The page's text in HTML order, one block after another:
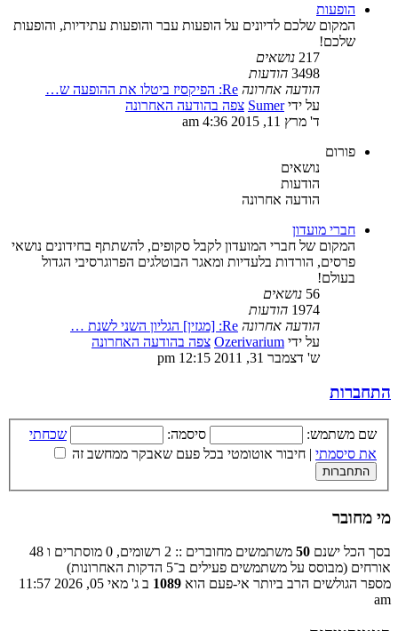
הופעות
המקום שלכם לדיונים על הופעות עבר והופעות עתידיות, והופעות
שלכם!
217 נושאים
3498 הודעות
הודעה אחרונה Re: הפיקסיז ביטלו את ההופעה ש…
על ידיSumer צפה בהודעה האחרונה
ד' מרץ 11, 2015 4:36 am
פורום
נושאים
הודעות
הודעה אחרונה
חברי מועדון
המקום של חברי המועדון לקבל סקופים, להשתתף בחידונים נושאי
פרסים, הורדות בלעדיות ומאגר הבוטלגים הפרוגרסיבי הגדול
בעולם!
56 נושאים
1974 הודעות
הודעה אחרונה Re: [מגזין] הגליון השני לשנת …
על ידי Ozerivarium צפה בהודעה האחרונה
ש' דצמבר 31, 2011 12:15 pm
התחברות
שם משתמש: סיסמה:
שכחתי
את סיסמתי | חיבור אוטומטי בכל פעם שאבקר ממחשב זה
מי מחובר
בסך הכל ישנם 50
משתמשים מחוברים :: 2 רשומים, 0 מוסתרים ו 48
אורחים (מבוסס על משתמשים פעילים ב־5 הדקות האחרונות)
מספר הגולשים הרב ביותר אי-פעם הוא 1089
ב ג' מאי 05, 2026 11:57
am